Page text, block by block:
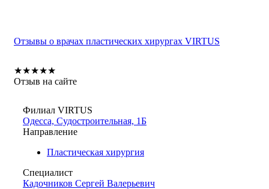
Отзывы о врачах пластических хирургах VIRTUS
★★★★★
Отзыв на сайте
Филиал VIRTUS
Одесса, Судостроительная, 1Б
Направление
Пластическая хирургия
Специалист
Кадочников Сергей Валерьевич